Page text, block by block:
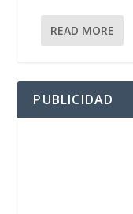
READ MORE
PUBLICIDAD